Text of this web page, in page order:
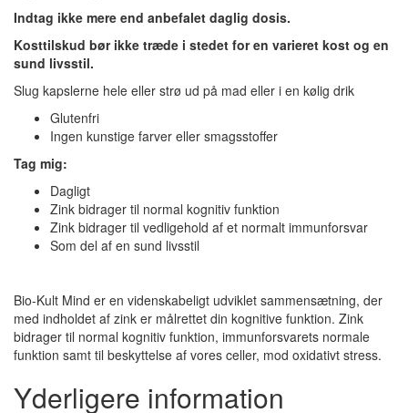
Indtag ikke mere end anbefalet daglig dosis.
Kosttilskud bør ikke træde i stedet for en varieret kost og en
sund livsstil.
Slug kapslerne hele eller strø ud på mad eller i en kølig drik
Glutenfri
Ingen kunstige farver eller smagsstoffer
Tag mig:
Dagligt
Zink bidrager til normal kognitiv funktion
Zink bidrager til vedligehold af et normalt immunforsvar
Som del af en sund livsstil
Bio-Kult Mind er en videnskabeligt udviklet sammensætning, der
med indholdet af zink er målrettet din kognitive funktion. Zink
bidrager til normal kognitiv funktion, immunforsvarets normale
funktion samt til beskyttelse af vores celler, mod oxidativt stress.
Yderligere information